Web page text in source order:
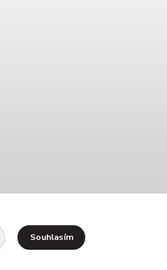
Neváhejte se zeptat:
Souhlasím